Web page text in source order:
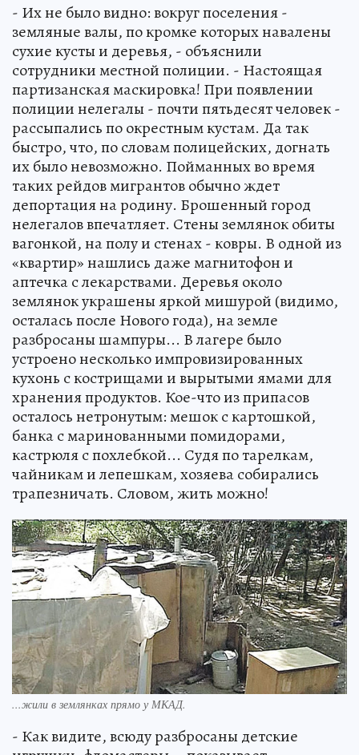
- Их не было видно: вокруг поселения -
земляные валы, по кромке которых навалены
сухие кусты и деревья, - объяснили
сотрудники местной полиции. - Настоящая
партизанская маскировка! При появлении
полиции нелегалы - почти пятьдесят человек -
рассыпались по окрестным кустам. Да так
быстро, что, по словам полицейских, догнать
их было невозможно. Пойманных во время
таких рейдов мигрантов обычно ждет
депортация на родину. Брошенный город
нелегалов впечатляет. Стены землянок обиты
вагонкой, на полу и стенах - ковры. В одной из
«квартир» нашлись даже магнитофон и
аптечка с лекарствами. Деревья около
землянок украшены яркой мишурой (видимо,
осталась после Нового года), на земле
разбросаны шампуры... В лагере было
устроено несколько импровизированных
кухонь с кострищами и вырытыми ямами для
хранения продуктов. Кое-что из припасов
осталось нетронутым: мешок с картошкой,
банка с маринованными помидорами,
кастрюля с похлебкой... Судя по тарелкам,
чайникам и лепешкам, хозяева собирались
трапезничать. Словом, жить можно!
...жили в землянках прямо у МКАД.
- Как видите, всюду разбросаны детские